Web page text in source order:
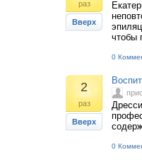
раз
Вверх
чтобы
0
2
раз
Вверх
0